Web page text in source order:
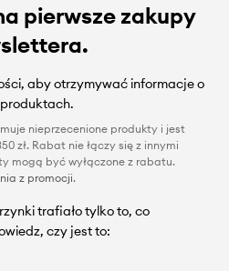
pierwsze zakupy
aby otrzymywać informacje o
nieprzecenione produkty i jest
zł. Rabat nie łączy się z innymi
mogą być wyłączone z rabatu.
z promocji.
trafiało tylko to, co
czy jest to: